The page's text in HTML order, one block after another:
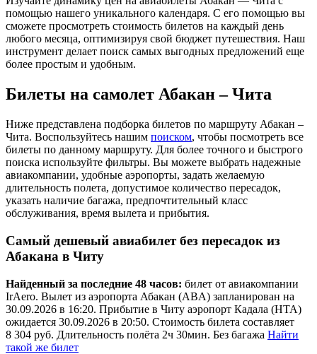
помощью нашего уникального календаря. С его помощью вы
сможете просмотреть стоимость билетов на каждый день
любого месяца, оптимизируя свой бюджет путешествия. Наш
инструмент делает поиск самых выгодных предложений еще
более простым и удобным.
Билеты на самолет Абакан – Чита
Ниже представлена подборка билетов по маршруту Абакан –
Чита. Воспользуйтесь нашим поиском, чтобы посмотреть все
билеты по данному маршруту. Для более точного и быстрого
поиска используйте фильтры. Вы можете выбрать надежные
авиакомпании, удобные аэропорты, задать желаемую
длительность полета, допустимое количество пересадок,
указать наличие багажа, предпочтительный класс
обслуживания, время вылета и прибытия.
Самый дешевый авиабилет без пересадок из
Абакана в Читу
Найденный за последние 48 часов: билет от авиакомпании
IrAero. Вылет из аэропорта Абакан (ABA) запланирован на
30.09.2026 в 16:20. Прибытие в Читу аэропорт Кадала (HTA)
ожидается 30.09.2026 в 20:50. Стоимость билета составляет
8 304 руб. Длительность полёта 2ч 30мин. Без багажа Найти
такой же билет